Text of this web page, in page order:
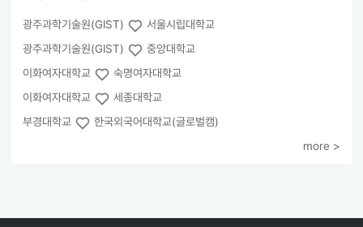
광주과학기술원(GIST)
서울시립대학교
광주과학기술원(GIST)
중앙대학교
이화여자대학교
숙명여자대학교
이화여자대학교
세종대학교
부경대학교
한국외국어대학교(글로벌캠)
more >